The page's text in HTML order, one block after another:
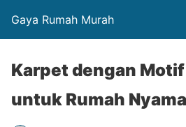
Gaya Rumah Murah
Karpet dengan
untuk Rumah